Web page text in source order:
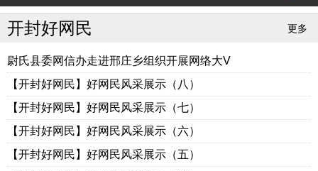
失儿童
开封好网民 更多
尉氏县委网信办走进邢庄乡组织开展网络大V
【开封好网民】好网民风采展示（八）
【开封好网民】好网民风采展示（七）
【开封好网民】好网民风采展示（六）
【开封好网民】好网民风采展示（五）